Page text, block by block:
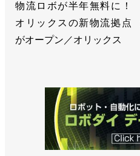
物流ロボが半年無料に！
オリックスの新物流拠点
がオープン／オリックス